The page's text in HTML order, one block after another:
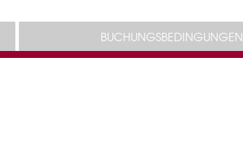
BUCHUNGSBEDINGUNGEN